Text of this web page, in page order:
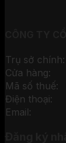
Trụ sở chính:
Cửa hàng:
Mã số thuế:
Điện thoại:
Email: